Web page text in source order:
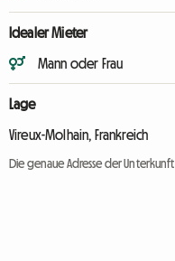
Idealer Mieter
Mann oder Frau
Lage
Vireux-Molhain, Frankreich
Die genaue Adresse der